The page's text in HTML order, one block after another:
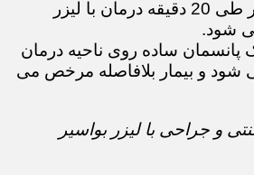
در مرحله دوم در طی 20 دقیقه درمان با لیزر
شود.
پانسمان ساده روی ناحیه درمان
شود و بیمار بلافاصله مرخص می
و جراحی با لیزر بواسیر